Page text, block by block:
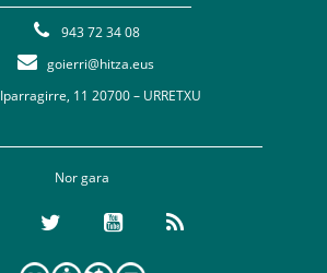
943 72 34 08
goierri@hitza.eus
Iparragirre, 11 20700 – URRETXU
Nor gara